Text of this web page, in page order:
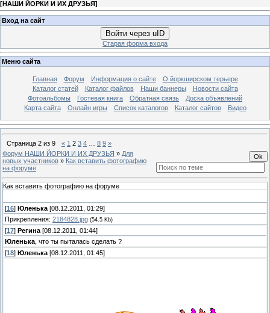
[НАШИ ЙОРКИ И ИХ ДРУЗЬЯ]
Вход на сайт
Войти через uID
Старая форма входа
Меню сайта
Главная Форум Информация о сайте
О йоркширском терьере
Каталог статей
Каталог файлов Наши баннеры
Новости сайта
Фотоальбомы
Гостевая книга Обратная связь
Доска объявлений
Карта сайта
Онлайн игры Список каталогов Каталог сайтов Видео
Страница 2 из 9 « 1 2 3 4 8 9 »
Форум НАШИ ЙОРКИ И ИХ ДРУЗЬЯ » Для
новых участников » Как вставить фотографию
на форуме
Как вставить фотографию на форуме
[16] Юленька [08.12.2011, 01:29]
Прикрепления: 2184828.jpg (54.5 Kb)
[17] Регина [08.12.2011, 01:44]
Юленька , что ты пыталась сделать ?
[18] Юленька [08.12.2011, 01:45]